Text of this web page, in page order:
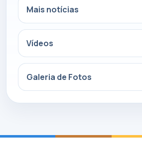
Mais notícias
Vídeos
Galeria de Fotos